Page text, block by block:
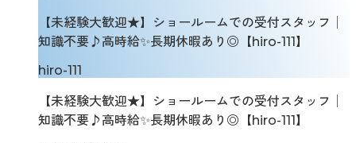
【未経験大歓迎★】ショールームでの受付スタッフ│
知識不要♪高時給✨長期休暇あり◎【hiro-111】
hiro-111
【未経験大歓迎★】ショールームでの受付スタッフ│
知識不要♪高時給✨長期休暇あり◎【hiro-111】